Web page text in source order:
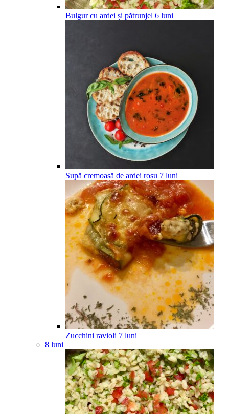
Bulgur cu ardei și pătrunjel 6 luni
Supă cremoasă de ardei roșu 7 luni
Zucchini ravioli 7 luni
8 luni